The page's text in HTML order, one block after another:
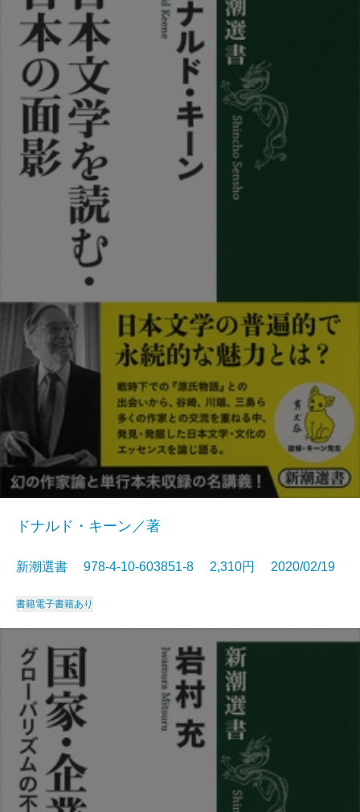
ドナルド・キーン／著
新潮選書 978-4-10-603851-8 2,310円 2020/02/19
書籍電子書籍あり